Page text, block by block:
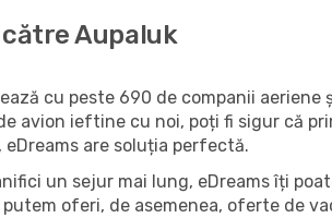
Aupaluk
cu peste 690 de companii
avion ieftine cu noi, poți fi sigur că
are soluția perfectă.
un sejur mai lung, eDreams îți
oferi, de asemenea, oferte de